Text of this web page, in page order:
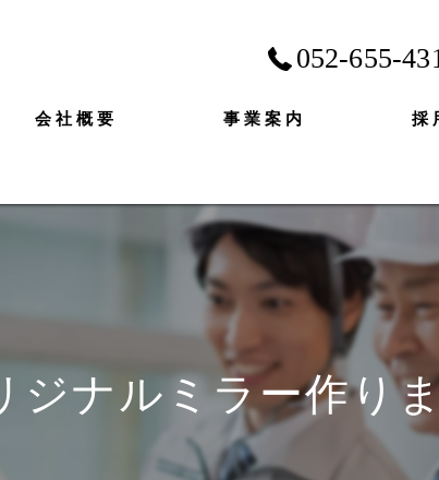
052-655-
会社概要 事業案内 採
ジナルミラー作り